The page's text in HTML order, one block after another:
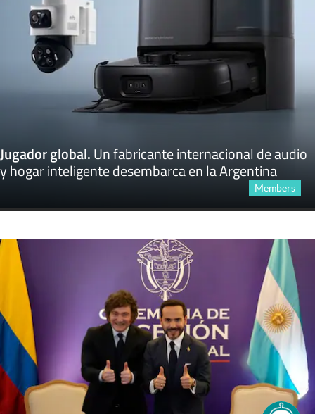
Jugador global.Un fabricante internacional de audio
y hogar inteligente desembarca en la Argentina
Members